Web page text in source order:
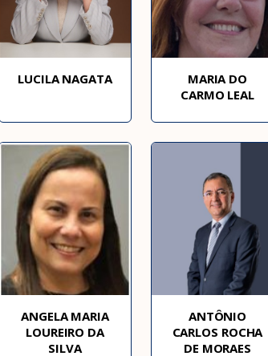
LUCILA NAGATA
MARIA DO
CARMO LEAL
ANGELA MARIA
LOUREIRO DA
SILVA
ANTÔNIO
CARLOS ROCHA
DE MORAES